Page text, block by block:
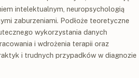
intelektualnym, neuropsychologią
zaburzeniami. Podłoże teoretyczne
wykorzystania danych
i wdrożenia terapii oraz
i trudnych przypadków w diagnozie